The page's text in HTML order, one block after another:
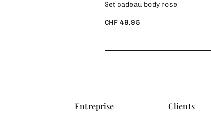
Set cadeau body rose
CHF 49.95
Entreprise Clients